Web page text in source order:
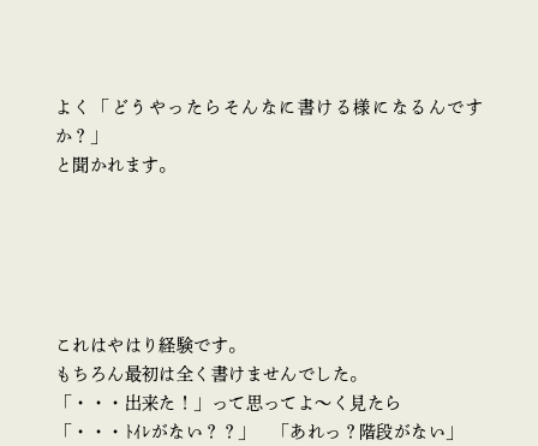
よく「どうやったらそんなに書ける様になるんです
か？」
と聞かれます。
これはやはり経験です。
もちろん最初は全く書けませんでした。
「・・・出来た！」って思ってよ～く見たら
「・・・ﾄｲﾚがない？？」 「あれっ？階段がない」